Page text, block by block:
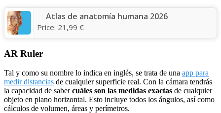
Atlas de anatomía humana 2026
Price: 21,99 €
AR Ruler
Tal y como su nombre lo indica en inglés, se trata de una app para
medir distancias de cualquier superficie real. Con la cámara tendrás
la capacidad de sabercuáles son las medidas exactas de cualquier
objeto en plano horizontal. Esto incluye todos los ángulos, así como
cálculos de volumen, áreas y perímetros.